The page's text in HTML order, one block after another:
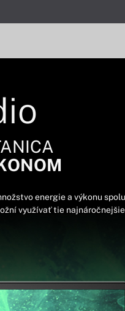
energie a výkonu
využívať tie